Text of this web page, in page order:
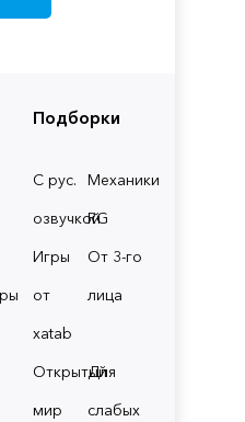
Подборки
С рус.
озвучкой
Механики
RG
Игры
от
xatab
От 3-го
лица
Открытый
мир
Для
слабых